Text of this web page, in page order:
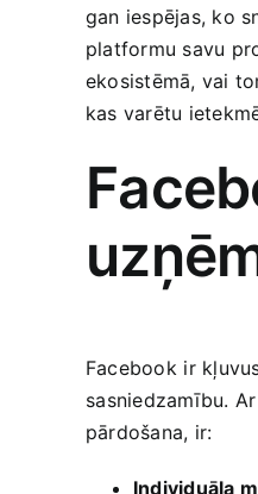
gan iespējas, ko
platformu savu
ekosistēmā, vai
kas ‌varētu
Facebook⁢ ir
⁢sasniedzamību.⁣
pārdošana, ir:
Individuāla